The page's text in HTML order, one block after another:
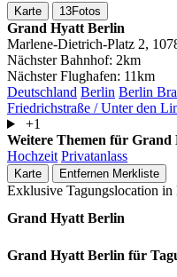
Karte 13Fotos
Grand Hyatt Berlin
Marlene-Dietrich-Platz 2,
Nächster Bahnhof: 2km
Nächster Flughafen: 11km
Deutschland Berlin Berlin
Friedrichstraße / Unter den
+1
Weitere Themen für Grand
Hochzeit Privatanlass
Karte Entfernen Merkliste
Exklusive Tagungslocation in
Grand Hyatt Berlin
Grand Hyatt Berlin für